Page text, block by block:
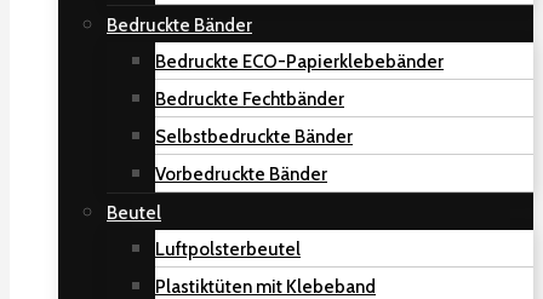
Bedruckte Bänder
Bedruckte ECO-Papierklebebänder
Bedruckte Fechtbänder
Selbstbedruckte Bänder
Vorbedruckte Bänder
Beutel
Luftpolsterbeutel
Plastiktüten mit Klebeband